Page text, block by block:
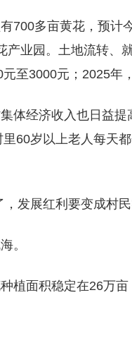
700多亩黄花，预计
产业园。土地流转、
至3000元；2025年
体经济收入也日益
60岁以上老人每天
，发展红利要变成村
。
植面积稳定在26万